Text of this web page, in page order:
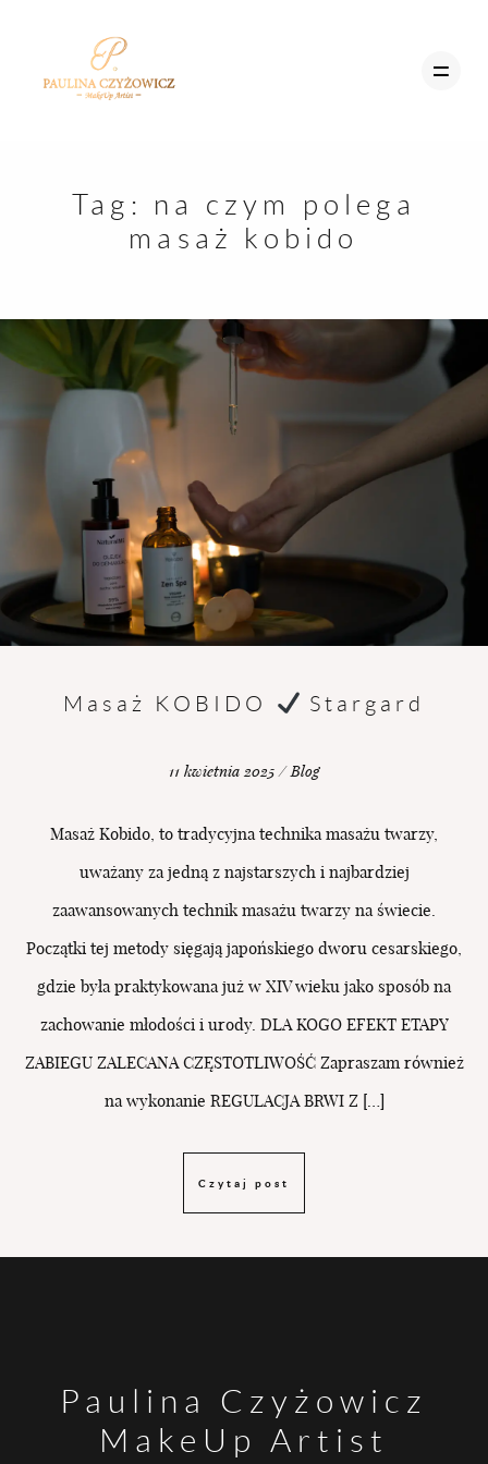
STRONA GŁÓWNA
BLOG
OFERTA
BLOG
UMÓW
Tag: na czym polega
masaż kobido
Masaż KOBIDO Stargard
11 kwietnia 2025 / Blog
Masaż Kobido, to tradycyjna technika masażu twarzy,
uważany za jedną z najstarszych i najbardziej
zaawansowanych technik masażu twarzy na świecie.
Początki tej metody sięgają japońskiego dworu cesarskiego,
gdzie była praktykowana już w XIV wieku jako sposób na
zachowanie młodości i urody. DLA KOGO EFEKT ETAPY
ZABIEGU ZALECANA CZĘSTOTLIWOŚĆ Zapraszam również
na wykonanie REGULACJA BRWI Z […]
Czytaj post
Paulina Czyżowicz
MakeUp Artist